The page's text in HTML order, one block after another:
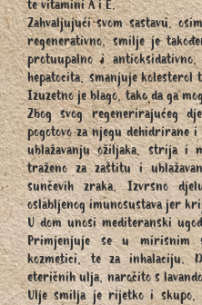
te vitamini A i E.
Zahvaljujući svom sastavu,
regenerativno, smilje je
protuupalno i
hepatocita, smanjuje kolesterol
Izuzetno je blago, tako da ga
Zbog svog regenerirajućeg
pogotovo za njegu dehidrirane
ublažavanju ožiljaka, strija i
traženo za zaštitu i
sunčevih zraka. Izvrsno
oslabljenog imunosustava jer
U dom unosi mediteranski
Primjenjuje se u mirisnim
kozmetici, te za inhalaciju.
eteričnih ulja, naročito s
Ulje smilja je rijetko i skupo,